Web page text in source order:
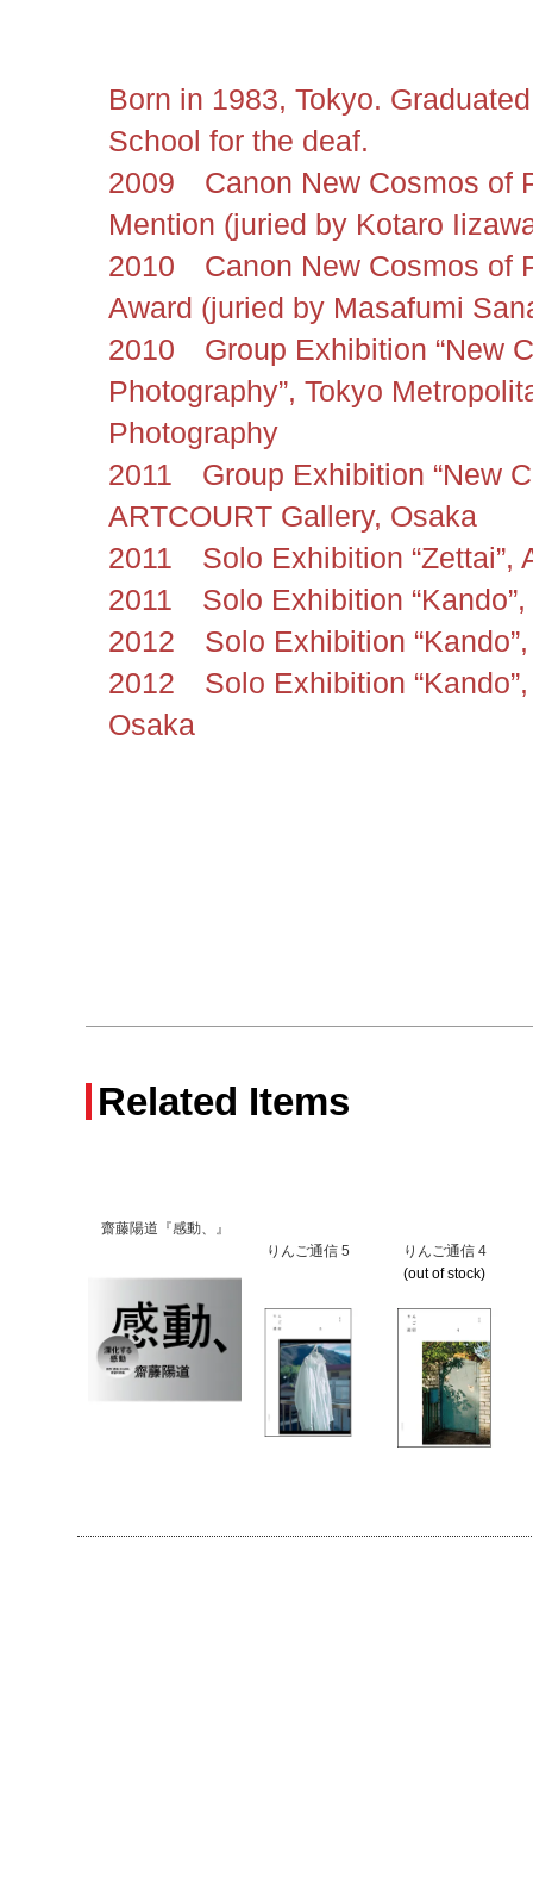
Born in 1983, Tokyo.
School for the deaf.
2009 Canon New Cosmos of
Mention (juried by Kotaro
2010 Canon New Cosmos of
Award (juried by Masafumi
2010 Group Exhibition “New
Photography”, Tokyo
Photography
2011 Group Exhibition “New
ARTCOURT Gallery, Osaka
2011 Solo Exhibition “Zettai”,
2011 Solo Exhibition “Kando”,
2012 Solo Exhibition
2012 Solo Exhibition
Osaka
Related Items
齋藤陽道『感動、』
りんご通信 5
りんご通信 4
(out of stock)